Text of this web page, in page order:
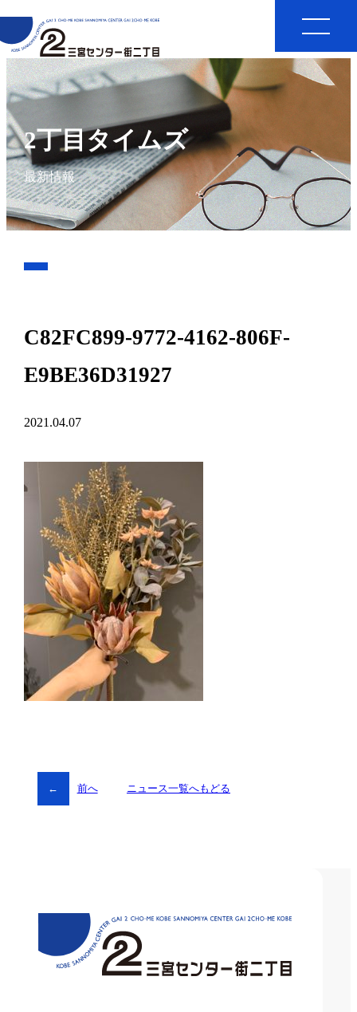
2丁目タイムズ
最新情報
C82FC899-9772-4162-806F-
E9BE36D31927
2021.04.07
← 前へ ニュース一覧へもどる